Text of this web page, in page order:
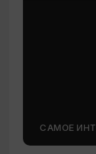
САМОЕ